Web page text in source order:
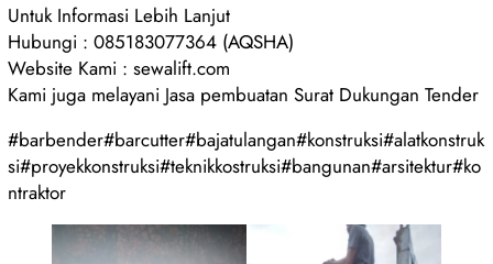
Untuk Informasi Lebih Lanjut
Hubungi : 085183077364 (AQSHA)
Website Kami : sewalift.com
Kami juga melayani Jasa pembuatan Surat Dukungan Tender
#barbender#barcutter#bajatulangan#konstruksi#alatkonstruk
si#proyekkonstruksi#teknikkostruksi#bangunan#arsitektur#ko
ntraktor